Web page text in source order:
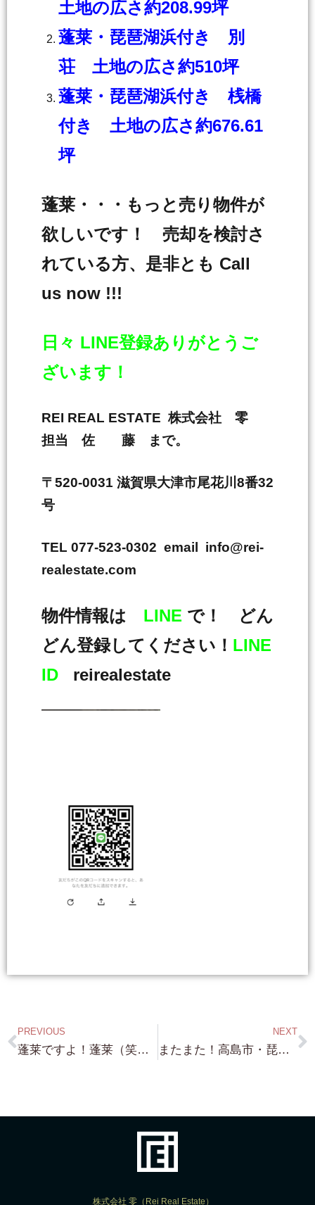
土地の広さ約208.99坪
蓬莱・琵琶湖浜付き 別
荘 土地の広さ約510坪
蓬莱・琵琶湖浜付き 桟橋
付き 土地の広さ約676.61
坪
蓬莱・・・もっと売り物件が
欲しいです！ 売却を検討さ
れている方、是非とも Call
us now !!!
日々 LINE登録ありがとうご
ざいます！
REI REAL ESTATE 株式会社 零
担当 佐 藤 まで。
〒520-0031 滋賀県大津市尾花川8番32
号
TEL 077-523-0302 email info@rei-
realestate.com
物件情報は LINE で！ どん
どん登録してください！ LINE
ID reirealestate
PREVIOUS
蓬莱ですよ！蓬莱（笑）人気ですね〜！蓬莱・琵琶湖浜付き 約510坪 お問い合わせありがとうございます！・・これは 急がねば（笑）売れてしまいますよ！←真面目に
NEXT
またまた！高島市・琵琶湖浜付き！約700坪 この近辺でも 中々これだけの 浜付きは出ません！ 水も綺麗な 砂浜付きです！
株式会社 零（Rei Real Estate）